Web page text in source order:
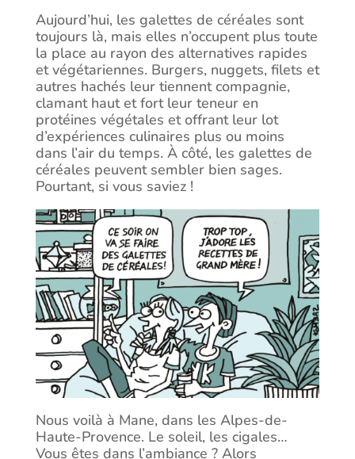
Aujourd’hui, les galettes de céréales sont
toujours là, mais elles n’occupent plus toute
la place au rayon des alternatives rapides
et végétariennes. Burgers, nuggets, filets et
autres hachés leur tiennent compagnie,
clamant haut et fort leur teneur en
protéines végétales et offrant leur lot
d’expériences culinaires plus ou moins
dans l’air du temps. À côté, les galettes de
céréales peuvent sembler bien sages.
Pourtant, si vous saviez !
Nous voilà à Mane, dans les Alpes-de-
Haute-Provence. Le soleil, les cigales…
Vous êtes dans l’ambiance ? Alors